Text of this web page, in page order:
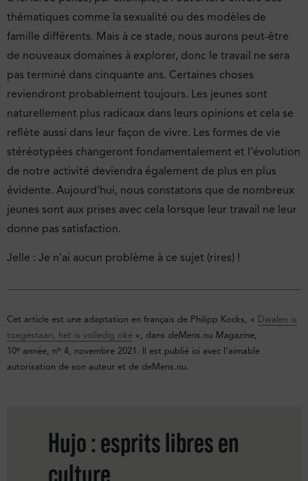
thématiques comme la sexualité ou des modèles de
famille différents. Mais à ce stade, nous aurons peut-être
de nouveaux domaines à explorer, donc le travail ne sera
pas terminé dans cinquante ans. Certaines choses
reviendront probablement toujours. Les jeunes sont
naturellement plus radicaux dans leurs opinions et cela se
reflète aussi dans leur façon de vivre. Les formes de vie
stéréotypées changeront fondamentalement et l’évolution
de notre activité deviendra également de plus en plus
évidente. Aujourd’hui, nous constatons que de nombreux
jeunes sont aux prises avec cela lorsque leur travail ne leur
donne pas satisfaction.
Jelle : Je n’ai aucun problème à ce sujet (rires) !
Cet article est une adaptation en français de Philipp Kocks, « Dwalen is
toegestaan, het is volledig oké », dans deMens.nu Magazine,
10e année, no 4, novembre 2021. Il est publié ici avec l’aimable
autorisation de son auteur et de deMens.nu.
Hujo : esprits libres en
culture